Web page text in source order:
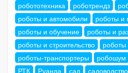
робототехника
роботрендз
роботы и автомобили
роботы и
роботы и обучение
роботы и
роботы и строительство
роботы
роботы-транспортеры
робошум
РТК
Руанда сад садоводство